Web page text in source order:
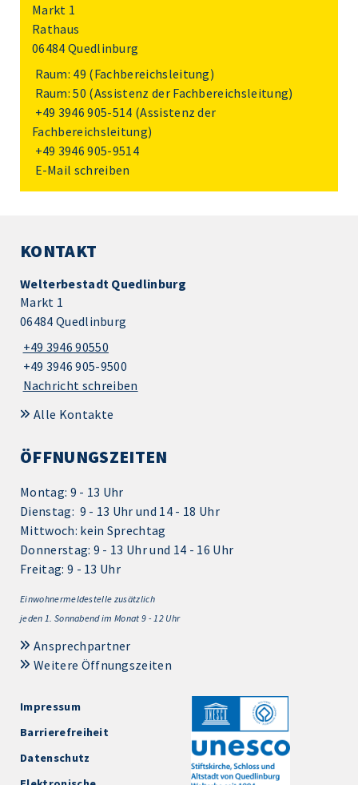
Markt 1
Rathaus
06484 Quedlinburg
Raum: 49 (Fachbereichsleitung)
Raum: 50 (Assistenz der Fachbereichsleitung)
+49 3946 905-514 (Assistenz der
Fachbereichsleitung)
+49 3946 905-9514
E-Mail schreiben
KONTAKT
Welterbestadt Quedlinburg
Markt 1
06484 Quedlinburg
+49 3946 90550
+49 3946 905-9500
Nachricht schreiben
Alle Kontakte
ÖFFNUNGSZEITEN
Montag: 9 - 13 Uhr
Dienstag: 9 - 13 Uhr und 14 - 18 Uhr
Mittwoch: kein Sprechtag
Donnerstag: 9 - 13 Uhr und 14 - 16 Uhr
Freitag: 9 - 13 Uhr
Einwohnermeldestelle zusätzlich
jeden 1. Sonnabend im Monat 9 - 12 Uhr
Ansprechpartner
Weitere Öffnungszeiten
Impressum
Barrierefreiheit
Datenschutz